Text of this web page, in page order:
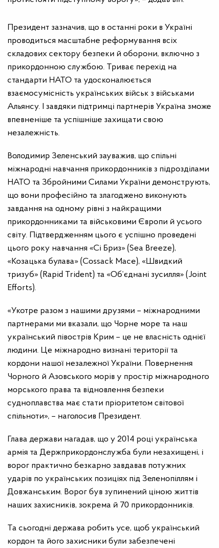
Президент зазначив, що в останні роки в Україні
проводиться масштабне реформування всіх
складових сектору безпеки й оборони, включно з
прикордонною службою. Триває перехід на
стандарти НАТО та удосконалюється
взаємосумісність українських військ з військами
Альянсу. І завдяки підтримці партнерів Україна зможе
впевненіше та успішніше захищати свою
незалежність.
Володимир Зеленський зауважив, що спільні
міжнародні навчання прикордонників з підрозділами
НАТО та Збройними Силами України демонструють,
що вони професійно та злагоджено виконують
завдання на одному рівні з найкращими
прикордонниками та військовими Європи й усього
світу. Підтвердженням цього є успішно проведені
цього року навчання «Сі Бриз» (Sea Breeze),
«Козацька булава» (Cossack Mace), «Швидкий
тризуб» (Rapid Trident) та «Об’єднані зусилля» (Joint
Efforts).
«Укотре разом з нашими друзями – міжнародними
партнерами ми вказали, що Чорне море та наш
український півострів Крим – це не власність однієї
людини. Це міжнародно визнані території та
кордони нашої незалежної України. Повернення
Чорного й Азовського морів у простір міжнародного
морського права та відновлення безпеки
судноплавства має стати пріоритетом світової
спільноти», – наголосив Президент.
Глава держави нагадав, що у 2014 році українська
армія та Держприкордонслужба були незахищені, і
ворог практично безкарно завдавав потужних
ударів по українських позиціях під Зеленопіллям і
Довжанським. Ворог був зупинений ціною життів
наших захисників, зокрема й 70 прикордонників.
Та сьогодні держава робить усе, щоб український
кордон та його захисники були забезпечені